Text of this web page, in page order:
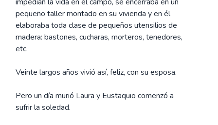
pequeño taller montado en su vivienda y en él
elaboraba toda clase de pequeños utensilios de
madera: bastones, cucharas, morteros, tenedores,
etc.
Veinte largos años vivió así, feliz, con su esposa.
Pero un día murió Laura y Eustaquio comenzó a
sufrir la soledad.